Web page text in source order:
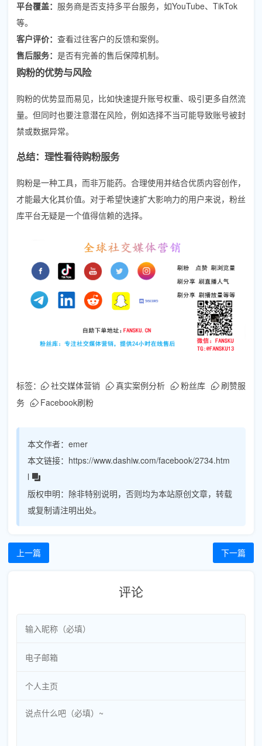
平台覆盖： 服务商是否支持多平台服务，如YouTube、TikTok
等。
客户评价： 查看过往客户的反馈和案例。
售后服务： 是否有完善的售后保障机制。
购粉的优势与风险
购粉的优势显而易见，比如快速提升账号权重、吸引更多自然流
量。但同时也要注意潜在风险，例如选择不当可能导致账号被封
禁或数据异常。
总结：理性看待购粉服务
购粉是一种工具，而非万能药。合理使用并结合优质内容创作，
才能最大化其价值。对于希望快速扩大影响力的用户来说，粉丝
库平台无疑是一个值得信赖的选择。
标签： 社交媒体营销 真实案例分析 粉丝库
刷赞服
务
Facebook刷粉
本文作者： emer
本文链接： https://www.dashiw.com/facebook/2734.htm
l
版权申明： 除非特别说明，否则均为本站原创文章，转载
或复制请注明出处。
上一篇 下一篇
评论